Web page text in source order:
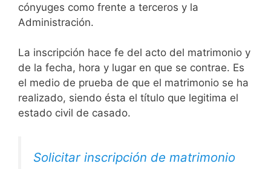
cónyuges como frente a terceros y la
Administración.
La inscripción hace fe del acto del matrimonio y
de la fecha, hora y lugar en que se contrae. Es
el medio de prueba de que el matrimonio se ha
realizado, siendo ésta el título que legitima el
estado civil de casado.
Solicitar inscripción de matrimonio